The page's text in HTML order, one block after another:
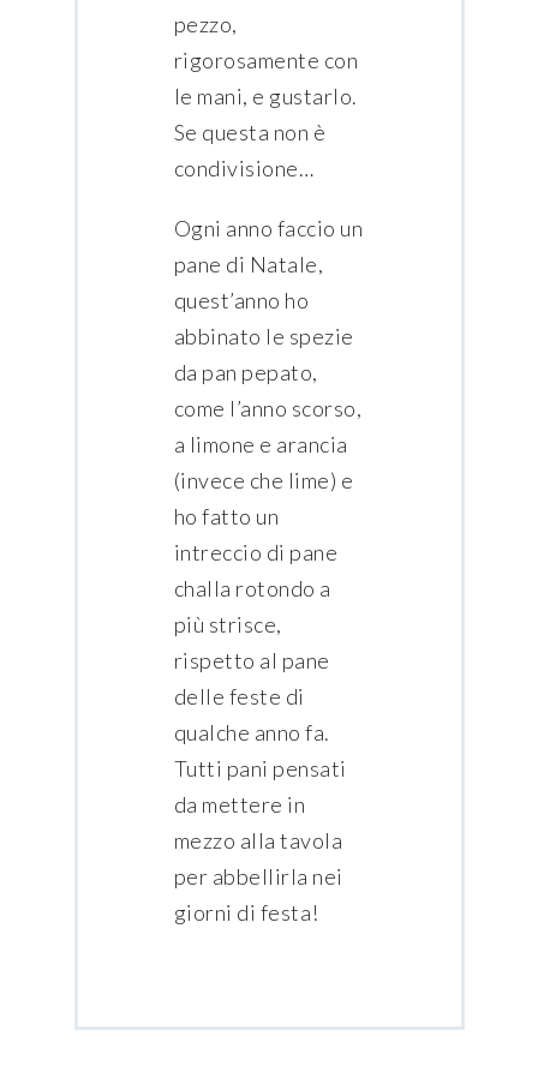
pezzo,
rigorosamente con
le mani, e gustarlo.
Se questa non è
condivisione…
Ogni anno faccio un
pane di Natale,
quest’anno ho
abbinato le spezie
da pan pepato,
come l’anno scorso,
a limone e arancia
(invece che lime) e
ho fatto un
intreccio di pane
challa rotondo a
più strisce,
rispetto al pane
delle feste di
qualche anno fa.
Tutti pani pensati
da mettere in
mezzo alla tavola
per abbellirla nei
giorni di festa!